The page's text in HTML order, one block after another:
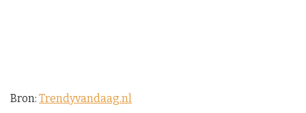
Bron: Trendyvandaag.nl